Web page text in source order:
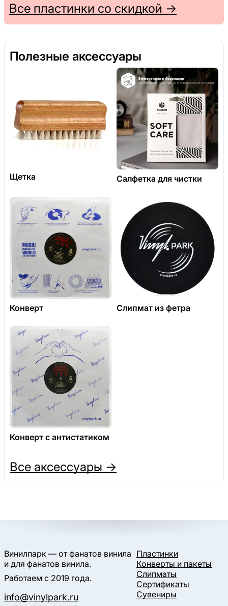
Все пластинки со скидкой →
Полезные аксессуары
Щетка Салфетка для чистки
Конверт Слипмат из фетра
Конверт с антистатиком
Все аксессуары →
Винилпарк — от фанатов винила
и для фанатов винила.
Работаем с 2019 года.
info@vinylpark.ru
Пластинки
Конверты и пакеты
Слипматы
Сертификаты
Сувениры